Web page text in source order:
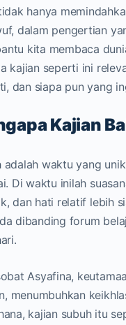
hanya
dalam pengertian
kita membaca
kajian seperti ini
dan siapa pun yang
Kajian
adalah waktu yang
Di waktu inilah
dan hati relatif lebih
dibanding forum
Asyafina,
menumbuhkan
kajian subuh itu